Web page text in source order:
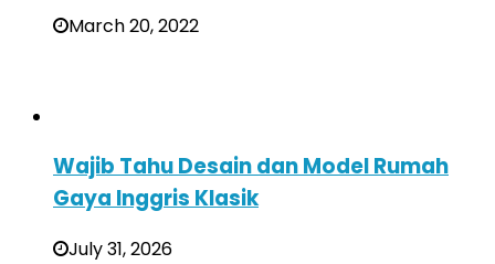
March 20, 2022
Wajib Tahu Desain dan Model Rumah
Gaya Inggris Klasik
July 31, 2026